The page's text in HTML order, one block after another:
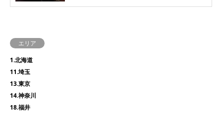
エリア
1.北海道
11.埼玉
13.東京
14.神奈川
18.福井